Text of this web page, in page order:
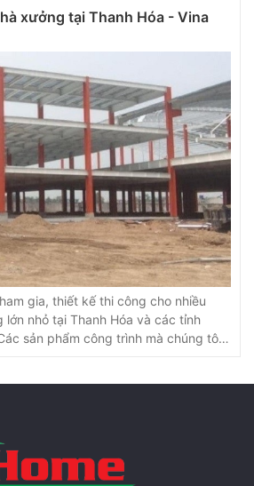
kinh nghiệm sau đây để có lựa chọn
xưởng tại Thanh Hóa - Vina
gia, thiết kế thi công cho nhiều
lớn nhỏ tại Thanh Hóa và các tỉnh
sản phẩm công trình mà chúng tôi